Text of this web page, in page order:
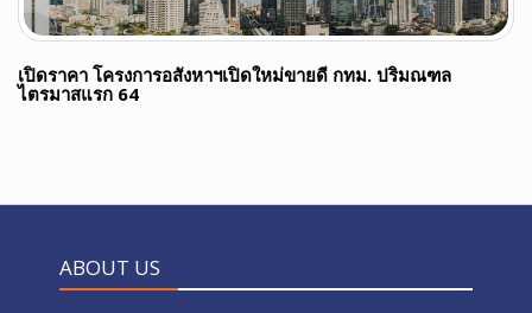
เปิดราคา โครงการอสังหาฯเปิดใหม่ขายดี กทม. ปริมณฑล
ไตรมาสแรก 64
ABOUT US